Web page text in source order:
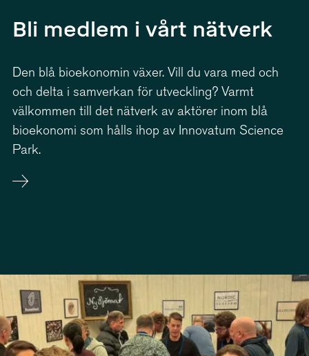
Bli medlem i vårt nätverk
Den blå bioekonomin växer. Vill du vara med och
och delta i samverkan för utveckling? Varmt
välkommen till det nätverk av aktörer inom blå
bioekonomi som hålls ihop av Innovatum Science
Park.